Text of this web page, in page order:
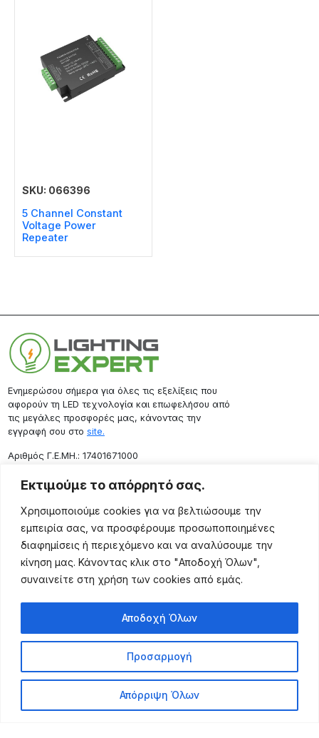
Εκτιμούμε το απόρρητό σας.
Χρησιμοποιούμε cookies για να βελτιώσουμε την
εμπειρία σας, να προσφέρουμε προσωποποιημένες
διαφημίσεις ή περιεχόμενο και να αναλύσουμε την
κίνηση μας. Κάνοντας κλικ στο "Αποδοχή Όλων",
συναινείτε στη χρήση των cookies από εμάς.
Προσαρμογή
Απόρριψη Όλων
Αποδοχή Όλων
SKU: 066396
5 Channel Constant
Voltage Power
Repeater
Ενημερώσου σήμερα για όλες τις εξελίξεις που
αφορούν τη LED τεχνολογία και επωφελήσου από
τις μεγάλες προσφορές μας, κάνοντας την
εγγραφή σου στο site.
Aριθμός Γ.Ε.ΜΗ.: 17401671000
Επικοινωνία
Ρόδου 133, Αθήνα 10443
(+30) 211 725 5427
sales@lightingexpert.gr
Χρήσιμες Σελίδες
Προϊόντα
Τρόποι Αποστολής